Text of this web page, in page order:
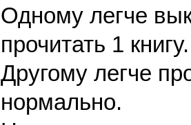
Одному легче
прочитать 1
Другому легче
нормально.